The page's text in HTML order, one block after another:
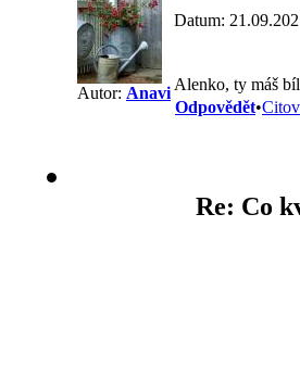
Autor: Anavi
Datum:
Alenko, ty máš
Odpovědět•
Re: Co